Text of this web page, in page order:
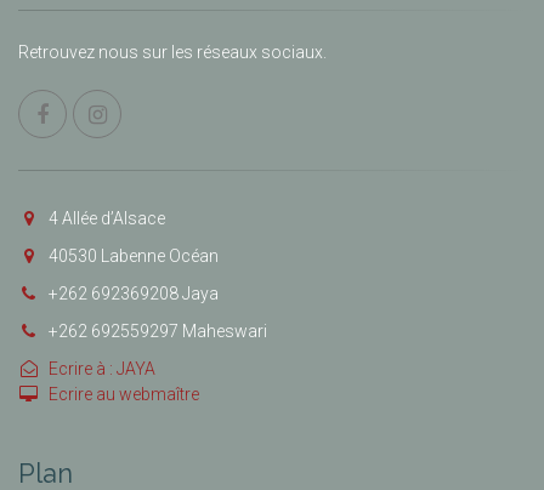
Retrouvez nous sur les réseaux sociaux.
4 Allée d’Alsace
40530 Labenne Océan
+262 692369208 Jaya
+262 692559297 Maheswari
Ecrire à : JAYA
Ecrire au webmaître
Plan